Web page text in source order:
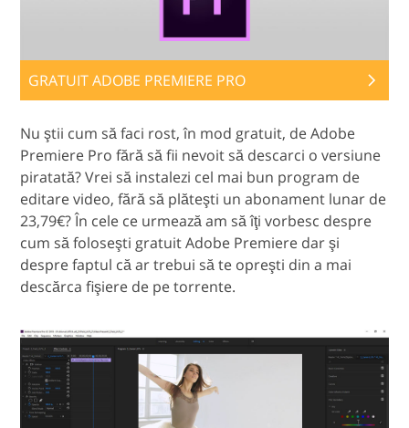
GRATUIT ADOBE PREMIERE PRO
Nu ştii cum să faci rost, în mod gratuit, de Adobe
Premiere Pro fără să fii nevoit să descarci o versiune
piratată? Vrei să instalezi cel mai bun program de
editare video, fără să plăteşti un abonament lunar de
23,79€? În cele ce urmează am să îţi vorbesc despre
cum să foloseşti gratuit Adobe Premiere dar şi
despre faptul că ar trebui să te opreşti din a mai
descărca fişiere de pe torrente.